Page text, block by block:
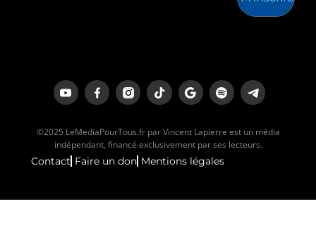
©2025 LeMediaPourTous.fr par Vincent Lapierre est un média
indépendant, financé exclusivement par ses lecteurs.
Contact Faire un don Mentions légales